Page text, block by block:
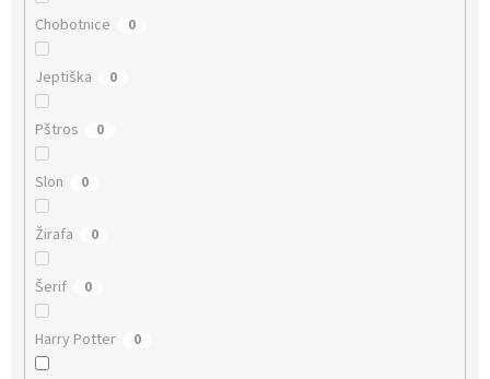
Chobotnice 0
Jeptiška 0
Pštros 0
Slon 0
Žirafa 0
Šerif 0
Harry Potter 0